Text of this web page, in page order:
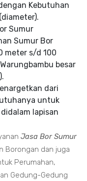
Kebutuhan
Sumur
Sumur Bor
meter s/d 100
besar
dari
untuk
lapisan
Jasa Bor Sumur
Borongan dan juga
Perumahan,
Gedung-Gedung